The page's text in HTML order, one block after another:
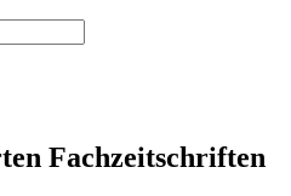
Fachzeitschriften